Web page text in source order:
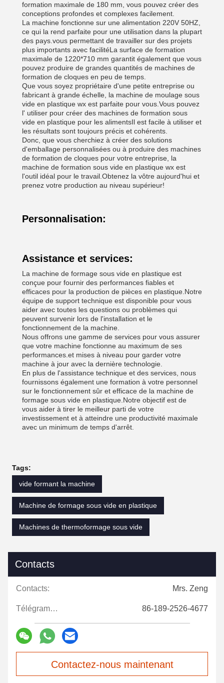
formation maximale de 180 mm, vous pouvez créer des
conceptions profondes et complexes facilement.
La machine fonctionne sur une alimentation 220V 50HZ,
ce qui la rend parfaite pour une utilisation dans la plupart
des pays.vous permettant de travailler sur des projets
plus importants avec facilitéLa surface de formation
maximale de 1220*710 mm garantit également que vous
pouvez produire de grandes quantités de machines de
formation de cloques en peu de temps.
Que vous soyez propriétaire d'une petite entreprise ou
fabricant à grande échelle, la machine de moulage sous
vide en plastique wx est parfaite pour vous.Vous pouvez
l' utiliser pour créer des machines de formation sous
vide en plastique pour les alimentsIl est facile à utiliser et
les résultats sont toujours précis et cohérents.
Donc, que vous cherchiez à créer des solutions
d'emballage personnalisées ou à produire des machines
de formation de cloques pour votre entreprise, la
machine de formation sous vide en plastique wx est
l'outil idéal pour le travail.Obtenez la vôtre aujourd'hui et
prenez votre production au niveau supérieur!
Personnalisation:
Assistance et services:
La machine de formage sous vide en plastique est
conçue pour fournir des performances fiables et
efficaces pour la production de pièces en plastique.Notre
équipe de support technique est disponible pour vous
aider avec toutes les questions ou problèmes qui
peuvent survenir lors de l'installation et le
fonctionnement de la machine.
Nous offrons une gamme de services pour vous assurer
que votre machine fonctionne au maximum de ses
performances.et mises à niveau pour garder votre
machine à jour avec la dernière technologie.
En plus de l'assistance technique et des services, nous
fournissons également une formation à votre personnel
sur le fonctionnement sûr et efficace de la machine de
formage sous vide en plastique.Notre objectif est de
vous aider à tirer le meilleur parti de votre
investissement et à atteindre une productivité maximale
avec un minimum de temps d'arrêt.
Tags:
vide formant la machine
Machine de formage sous vide en plastique
Machines de thermoformage sous vide
Contacts
Contacts: Mrs. Zeng
Télégramme: 86-189-2526-4677
Contactez-nous maintenant